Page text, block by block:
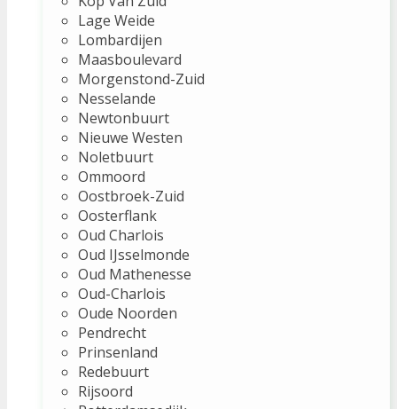
Lage Weide
Lombardijen
Maasboulevard
Morgenstond-Zuid
Nesselande
Newtonbuurt
Nieuwe Westen
Noletbuurt
Ommoord
Oostbroek-Zuid
Oosterflank
Oud Charlois
Oud IJsselmonde
Oud Mathenesse
Oud-Charlois
Oude Noorden
Pendrecht
Prinsenland
Redebuurt
Rijsoord